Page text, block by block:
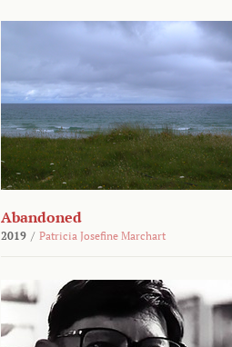
Abandoned
2019 / Patricia Josefine Marchart